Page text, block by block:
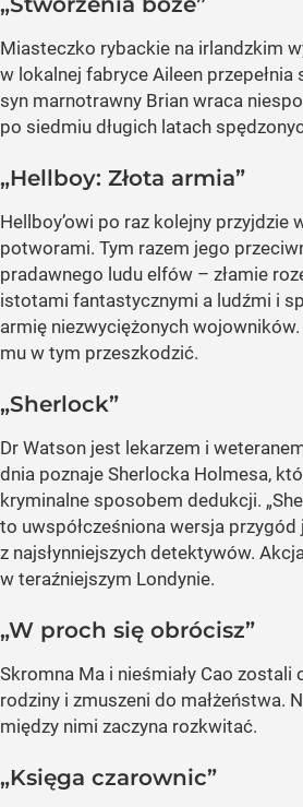
Miasteczko rybackie na irlandzkim
w lokalnej fabryce Aileen przepełnia
syn marnotrawny Brian wraca
po siedmiu długich latach
„Hellboy: Złota armia”
Hellboy’owi po raz kolejny przyjdzie
potworami. Tym razem jego
pradawnego ludu elfów – złamie
istotami fantastycznymi a ludźmi i
armię niezwyciężonych
mu w tym przeszkodzić.
„Sherlock”
Dr Watson jest lekarzem i
dnia poznaje Sherlocka Holmesa,
kryminalne sposobem dedukcji.
to uwspółcześniona wersja przygód
z najsłynniejszych detektywów.
w teraźniejszym Londynie.
„W proch się obrócisz”
Skromna Ma i nieśmiały Cao zostali
rodziny i zmuszeni do małżeństwa.
między nimi zaczyna rozkwitać.
„Księga czarownic”